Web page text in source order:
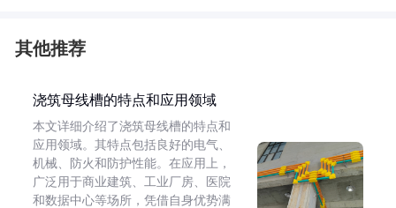
其他推荐
浇筑母线槽的特点和应用领域
本文详细介绍了浇筑母线槽的特点和
应用领域。其特点包括良好的电气、
机械、防火和防护性能。在应用上，
广泛用于商业建筑、工业厂房、医院
和数据中心等场所，凭借自身优势满